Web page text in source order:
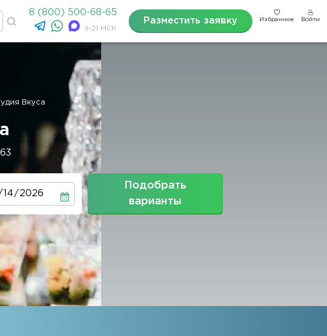
8 (800) 500-68-65
9-21 МСК
Разместить заявку Избранное Войти
Вкуса
Подобрать
варианты